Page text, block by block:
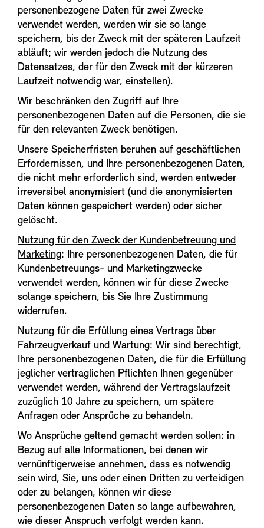
personenbezogene Daten für zwei Zwecke
verwendet werden, werden wir sie so lange
speichern, bis der Zweck mit der späteren Laufzeit
abläuft; wir werden jedoch die Nutzung des
Datensatzes, der für den Zweck mit der kürzeren
Laufzeit notwendig war, einstellen).
Wir beschränken den Zugriff auf Ihre
personenbezogenen Daten auf die Personen, die sie
für den relevanten Zweck benötigen.
Unsere Speicherfristen beruhen auf geschäftlichen
Erfordernissen, und Ihre personenbezogenen Daten,
die nicht mehr erforderlich sind, werden entweder
irreversibel anonymisiert (und die anonymisierten
Daten können gespeichert werden) oder sicher
gelöscht.
Nutzung für den Zweck der Kundenbetreuung und
Marketing: Ihre personenbezogenen Daten, die für
Kundenbetreuungs- und Marketingzwecke
verwendet werden, können wir für diese Zwecke
solange speichern, bis Sie Ihre Zustimmung
widerrufen.
Nutzung für die Erfüllung eines Vertrags über
Fahrzeugverkauf und Wartung: Wir sind berechtigt,
Ihre personenbezogenen Daten, die für die Erfüllung
jeglicher vertraglichen Pflichten Ihnen gegenüber
verwendet werden, während der Vertragslaufzeit
zuzüglich 10 Jahre zu speichern, um spätere
Anfragen oder Ansprüche zu behandeln.
Wo Ansprüche geltend gemacht werden sollen: in
Bezug auf alle Informationen, bei denen wir
vernünftigerweise annehmen, dass es notwendig
sein wird, Sie, uns oder einen Dritten zu verteidigen
oder zu belangen, können wir diese
personenbezogenen Daten so lange aufbewahren,
wie dieser Anspruch verfolgt werden kann.